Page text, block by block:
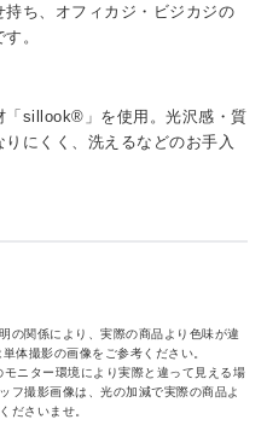
ち、オフィカジ・ビジカジの
。
「sillook®」を使用。光沢感・質
にくく、洗えるなどのお手入
の関係により、実際の商品より色味が違
体撮影の画像をご参考ください。
ニター環境により実際と違って見える場
フ撮影画像は、光の加減で実際の商品よ
ださいませ。